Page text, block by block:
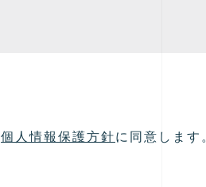
個人情報保護方針に同意します。